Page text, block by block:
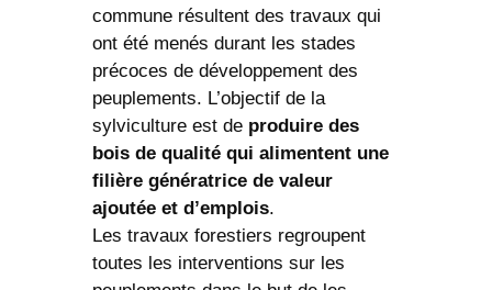
commune résultent des travaux qui
ont été menés durant les stades
précoces de développement des
peuplements. L’objectif de la
sylviculture est de produire des
bois de qualité qui alimentent une
filière génératrice de valeur
ajoutée et d’emplois.
Les travaux forestiers regroupent
toutes les interventions sur les